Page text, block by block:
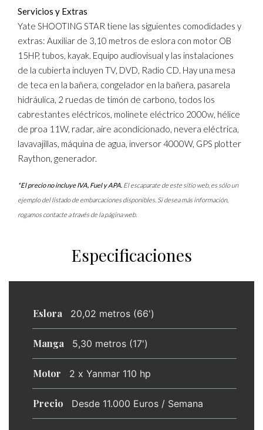
Servicios y Extras
Yate SHOOTING STAR tiene las siguientes comodidades y
extras: Auxiliar de 3,10 metros de eslora con motor OB
15HP, tubos, kayak. Equipo audiovisual y las instalaciones
de la cubierta incluyen TV, DVD, Radio CD. Hay una mesa
de teca en la bañera, congelador en la bañera, pasarela
hidráulica, 2 ruedas de timón de carbono, todos los
cabrestantes eléctricos, molinete eléctrico 2000w, hélice
de proa 11W, radar, aire acondicionado, nevera eléctrica,
lavavajillas, máquina de agua, inversor 4000W, GPS plotter
Raython, generador.
*El precio no incluye IVA, Fuel y APA. El escaparate de este sitio web, es sólo un
ejemplo del listado de embarcaciones disponibles. Si desea más información,
rogamos contacte a través de la página web.
Especificaciones
Eslora 20,02 metros (66')
Manga 5,30 metros (17')
Motor 2 x Yanmar 110 hp
Precio Desde 11.000 Euros / Semana